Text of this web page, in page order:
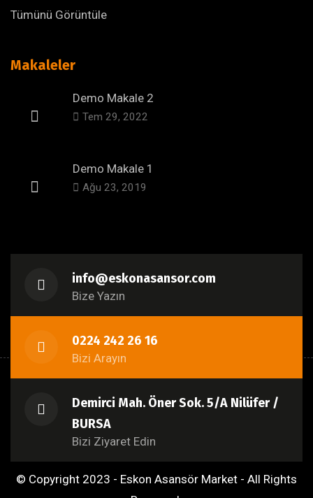
Tümünü Görüntüle
Makaleler
Demo Makale 2
Tem 29, 2022
Demo Makale 1
Ağu 23, 2019
info@eskonasansor.com
Bize Yazın
0224 242 26 16
Bizi Arayın
Demirci Mah. Öner Sok. 5/A Nilüfer /
BURSA
Bizi Ziyaret Edin
© Copyright 2023 - Eskon Asansör Market - All Rights